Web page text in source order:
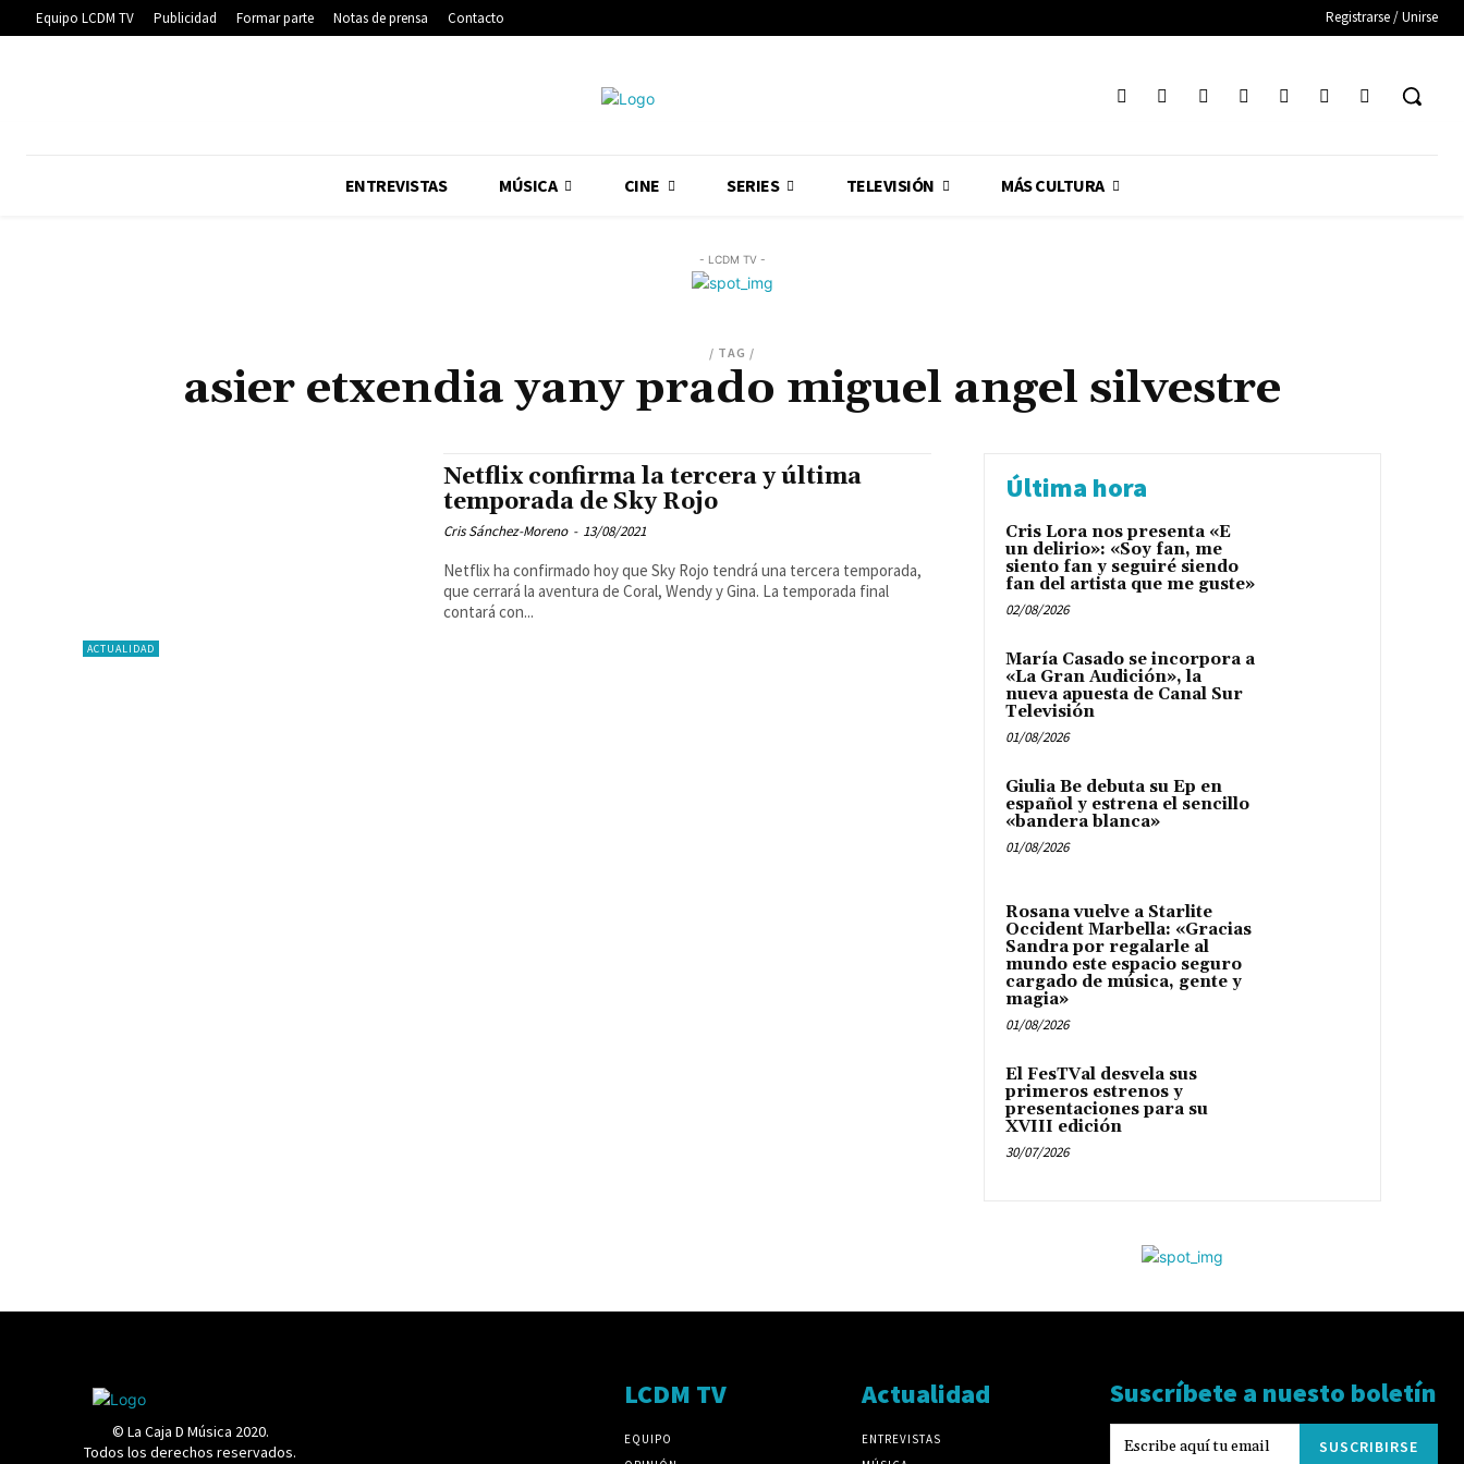
Equipo LCDM TV Publicidad Formar parte Notas de prensa Contacto Registrarse / Unirse
ENTREVISTAS MÚSICA CINE SERIES TELEVISIÓN MÁS CULTURA
- LCDM TV -
/ TAG /
asier etxendia yany prado miguel angel silvestre
ACTUALIDAD
Netflix confirma la tercera y última
temporada de Sky Rojo
Cris Sánchez-Moreno - 13/08/2021
Netflix ha confirmado hoy que Sky Rojo tendrá una tercera temporada,
que cerrará la aventura de Coral, Wendy y Gina. La temporada final
contará con...
Última hora
Cris Lora nos presenta «E
un delirio»: «Soy fan, me
siento fan y seguiré siendo
fan del artista que me guste»
02/08/2026
María Casado se incorpora a
«La Gran Audición», la
nueva apuesta de Canal Sur
Televisión
01/08/2026
Giulia Be debuta su Ep en
español y estrena el sencillo
«bandera blanca»
01/08/2026
Rosana vuelve a Starlite
Occident Marbella: «Gracias
Sandra por regalarle al
mundo este espacio seguro
cargado de música, gente y
magia»
01/08/2026
El FesTVal desvela sus
primeros estrenos y
presentaciones para su
XVIII edición
30/07/2026
© La Caja D Música 2020.
Todos los derechos reservados.
LCDM TV
EQUIPO
Actualidad
ENTREVISTAS
Suscríbete a nuesto boletín
SUSCRIBIRSE